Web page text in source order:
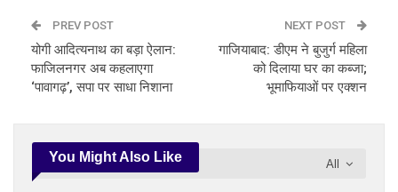
PREV POST
योगी आदित्यनाथ का बड़ा ऐलान:
फाजिलनगर अब कहलाएगा
‘पावागढ़’, सपा पर साधा निशाना
NEXT POST
गाजियाबाद: डीएम ने बुजुर्ग महिला
को दिलाया घर का कब्जा;
भूमाफियाओं पर एक्शन
All
You Might Also Like